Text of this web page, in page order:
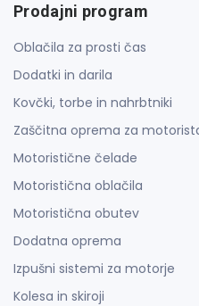
Prodajni program
Oblačila za prosti čas
Dodatki in darila
Kovčki, torbe in nahrbtniki
Zaščitna oprema za
Motoristične čelade
Motoristična oblačila
Motoristična obutev
Dodatna oprema
Izpušni sistemi za motorje
Kolesa in skiroji